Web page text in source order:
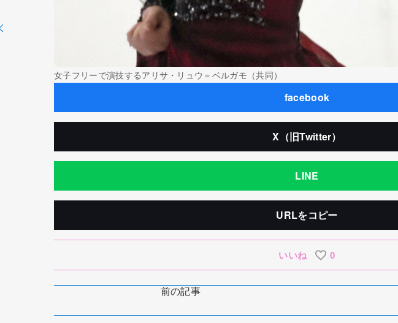
女子フリーで演技するアリサ・リュウ＝ベルガモ（共同）
facebook
X（旧Twitter）
LINE
URLをコピー
いいね 0
前の記事